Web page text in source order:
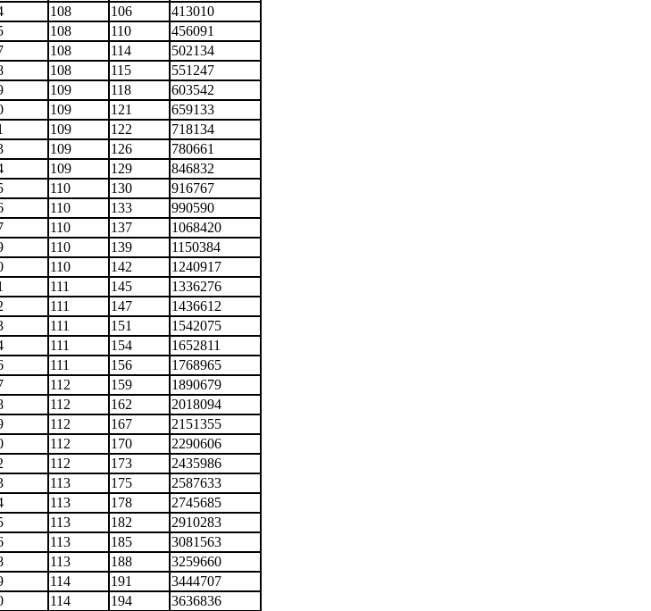
108 106
413010
108 110
456091
108 114
502134
108 115
551247
109 118
603542
109 121
659133
109 122
718134
109 126
780661
109 129
846832
110 130
916767
110 133
990590
110 137
1068420
110 139
1150384
110 142
1240917
111 145
1336276
111 147
1436612
111 151
1542075
111 154
1652811
111 156
1768965
112 159
1890679
112 162
2018094
112 167
2151355
112 170
2290606
112 173
2435986
113 175
2587633
113 178
2745685
113 182
2910283
113 185
3081563
113 188
3259660
114 191
3444707
114 194
3636836